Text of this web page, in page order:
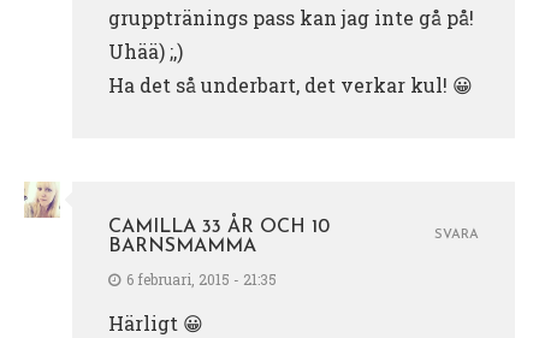
grupptränings pass kan jag inte gå på!
Uhää) ;,)
Ha det så underbart, det verkar kul! 😀
CAMILLA 33 ÅR OCH 10
BARNSMAMMA
6 februari, 2015 - 21:35
Härligt 😀
SVARA